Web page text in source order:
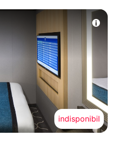
indisponibil